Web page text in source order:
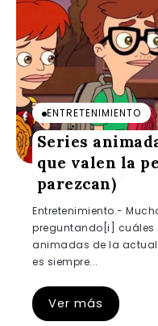
ENTRETENIMIENTO
Series
que valen la
parezcan)
Entretenimiento.-
preguntando[i] cuáles
animadas de la
es siempre...
Ver más